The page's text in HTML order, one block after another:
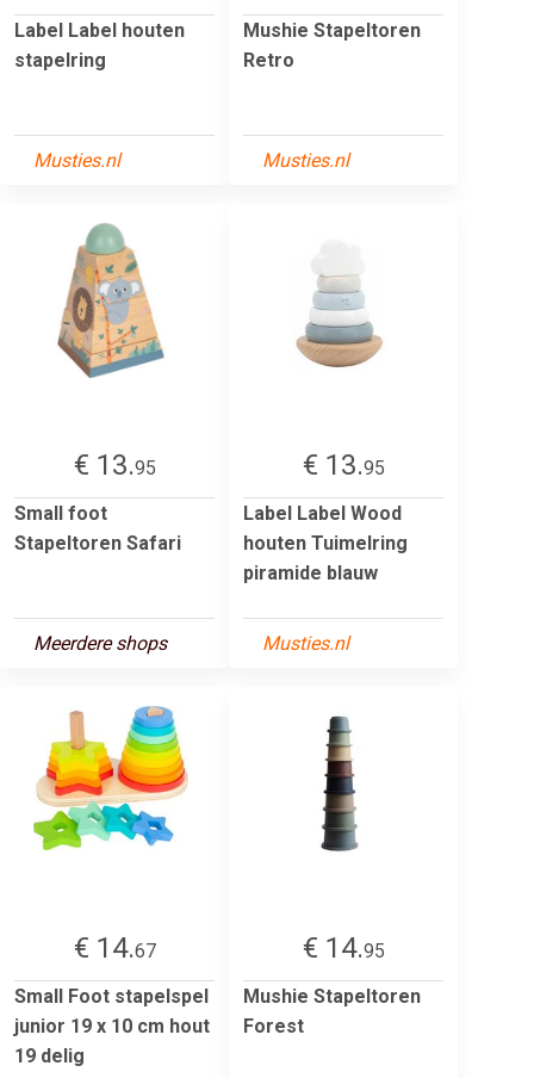
Label Label houten
stapelring
Musties.nl
Mushie Stapeltoren
Retro
Musties.nl
€ 13.95
Small foot
Stapeltoren Safari
Meerdere shops
€ 13.95
Label Label Wood
houten Tuimelring
piramide blauw
Musties.nl
€ 14.67
Small Foot stapelspel
junior 19 x 10 cm hout
19 delig
€ 14.95
Mushie Stapeltoren
Forest